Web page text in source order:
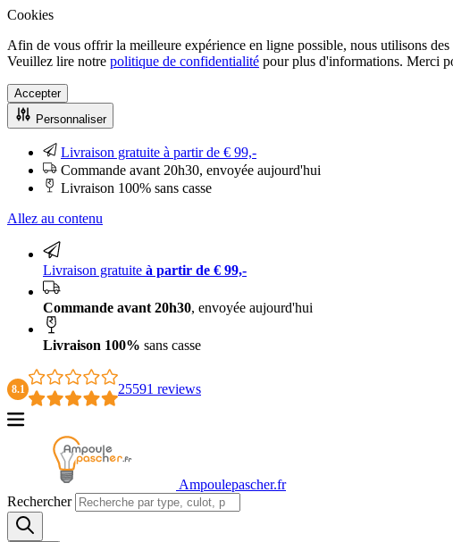
Cookies
Afin de vous offrir la meilleure expérience en ligne possible, nous utilisons
Veuillez lire notre politique de confidentialité pour plus d'informations. Merci
Accepter
Personnaliser
Livraison gratuite à partir de € 99,-
Commande avant 20h30, envoyée aujourd'hui
Livraison 100% sans casse
Allez au contenu
Livraison gratuite à partir de € 99,-
Commande avant 20h30, envoyée aujourd'hui
Livraison 100% sans casse
8.1 25591 reviews
Ampoulepascher.fr
Rechercher